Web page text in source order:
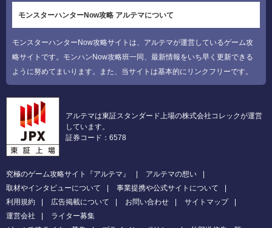
モンスターハンターNow攻略 アルテマについて
モンスターハンターNow攻略サイトは、アルテマが運営しているゲーム攻
略サイトです。モンハンNow攻略班一同、最新情報をいち早く更新できる
ように努めてまいります。また、当サイトは基本的にリンクフリーです。
アルテマは東証スタンダード上場の株式会社コレックが運営
しています。
証券コード：6578
究極のゲーム攻略サイト『アルテマ』
アルテマの想い
取材やインタビューについて
事業提携や公式サイトについて
利用規約
広告掲載について お問い合わせ
サイトマップ
運営会社
ライター募集